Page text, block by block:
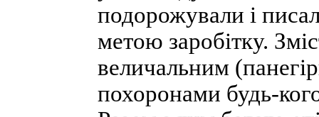
подорожували і
метою заробітку.
величальним
похоронами будь-